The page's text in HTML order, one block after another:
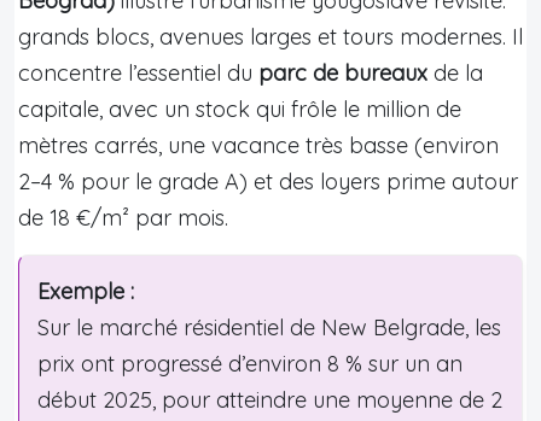
grands blocs, avenues larges et tours modernes. Il
concentre l’essentiel du parc de bureaux de la
capitale, avec un stock qui frôle le million de
mètres carrés, une vacance très basse (environ
2–4 % pour le grade A) et des loyers prime autour
de 18 €/m² par mois.
Exemple :
Sur le marché résidentiel de New Belgrade, les
prix ont progressé d’environ 8 % sur un an
début 2025, pour atteindre une moyenne de 2